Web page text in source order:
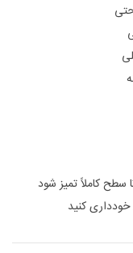
سطح کاملاً تمیز شود
کنید